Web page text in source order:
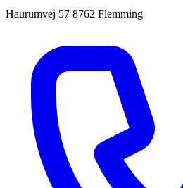
Haurumvej 57 8762 Flemming